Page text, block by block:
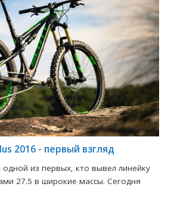
2016 - первый взгляд
одной из первых, кто вывел линейку
27.5 в широкие массы. Сегодня